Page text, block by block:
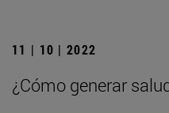
11 | 10 | 2022
¿Cómo generar